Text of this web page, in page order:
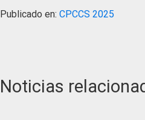
Publicado en: CPCCS 2025
Noticias